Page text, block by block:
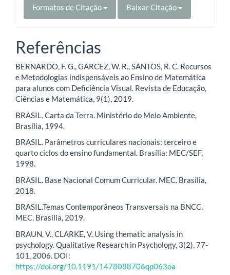
Formatos de Citação Baixar Citação
Referências
BERNARDO, F. G., GARCEZ, W. R., SANTOS, R. C. Recursos
e Metodologias indispensáveis ao Ensino de Matemática
para alunos com Deficiência Visual. Revista de Educação,
Ciências e Matemática, 9(1), 2019.
BRASIL. Carta da Terra. Ministério do Meio Ambiente,
Brasília, 1994.
BRASIL. Parâmetros curriculares nacionais: terceiro e
quarto ciclos do ensino fundamental. Brasília: MEC/SEF,
1998.
BRASIL. Base Nacional Comum Curricular. MEC. Brasília,
2018.
BRASIL.Temas Contemporâneos Transversais na BNCC.
MEC, Brasília, 2019.
BRAUN, V., CLARKE, V. Using thematic analysis in
psychology. Qualitative Research in Psychology, 3(2), 77-
101, 2006. DOI:
https://doi.org/10.1191/1478088706qp063oa